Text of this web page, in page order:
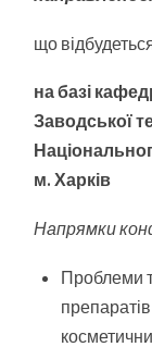
що
на базі
Заводської
м. Харків
Напрямки
Проблеми